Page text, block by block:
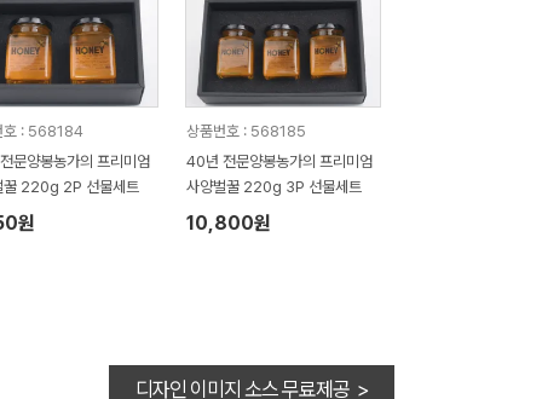
호 : 568184
문양봉농가의 프리미엄
꿀 220g 2P 선물세트
원
상품번호 : 568185
40년 전문양봉농가의 프리미엄
사양벌꿀 220g 3P 선물세트
10,800원
디자인 이미지 소스 무료제공 >